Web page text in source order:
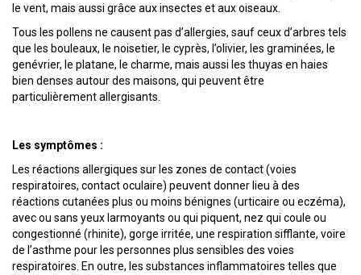
le vent, mais aussi grâce aux insectes et aux oiseaux.
Tous les pollens ne causent pas d’allergies, sauf ceux d’arbres tels
que les bouleaux, le noisetier, le cyprès, l’olivier, les graminées, le
genévrier, le platane, le charme, mais aussi les thuyas en haies
bien denses autour des maisons, qui peuvent être
particulièrement allergisants.
Les symptômes :
Les réactions allergiques sur les zones de contact (voies
respiratoires, contact oculaire) peuvent donner lieu à des
réactions cutanées plus ou moins bénignes (urticaire ou eczéma),
avec ou sans yeux larmoyants ou qui piquent, nez qui coule ou
congestionné (rhinite), gorge irritée, une respiration sifflante, voire
de l’asthme pour les personnes plus sensibles des voies
respiratoires. En outre, les substances inflammatoires telles que